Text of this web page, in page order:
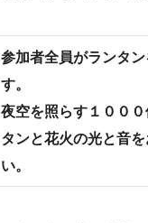
参加者全員がランタ
す。
夜空を照らす１００
タンと花火の光と音
い。